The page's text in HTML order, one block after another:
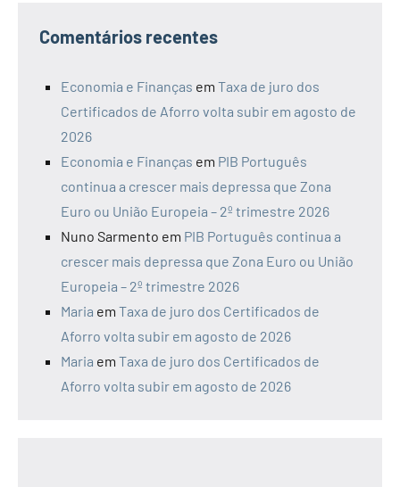
Comentários recentes
Economia e Finanças em Taxa de juro dos
Certificados de Aforro volta subir em agosto de
2026
Economia e Finanças em PIB Português
continua a crescer mais depressa que Zona
Euro ou União Europeia – 2º trimestre 2026
Nuno Sarmento em PIB Português continua a
crescer mais depressa que Zona Euro ou União
Europeia – 2º trimestre 2026
Maria em Taxa de juro dos Certificados de
Aforro volta subir em agosto de 2026
Maria em Taxa de juro dos Certificados de
Aforro volta subir em agosto de 2026